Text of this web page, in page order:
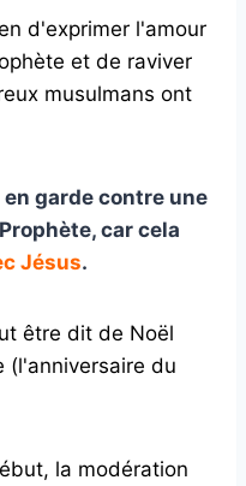
d'exprimer l'amour
et de raviver
musulmans ont
garde contre une
car cela
Jésus.
être dit de Noël
(l'anniversaire du
la modération